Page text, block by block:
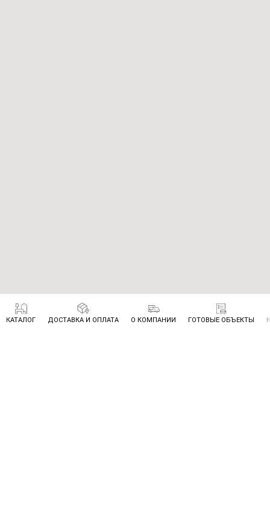
КАТАЛОГ ДОСТАВКА И ОПЛАТА О КОМПАНИИ ГОТОВЫЕ ОБЪЕКТЫ